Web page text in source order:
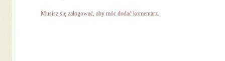
Musisz się zalogować, aby móc dodać komentarz.